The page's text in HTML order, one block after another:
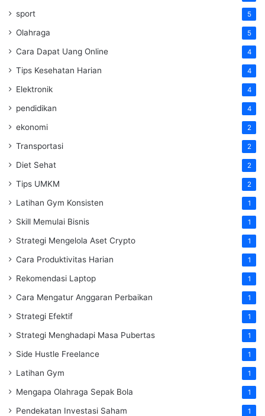
sport 5
Olahraga 5
Cara Dapat Uang Online 4
Tips Kesehatan Harian 4
Elektronik 4
pendidikan 4
ekonomi 2
Transportasi 2
Diet Sehat 2
Tips UMKM 2
Latihan Gym Konsisten 1
Skill Memulai Bisnis 1
Strategi Mengelola Aset Crypto 1
Cara Produktivitas Harian 1
Rekomendasi Laptop 1
Cara Mengatur Anggaran Perbaikan 1
Strategi Efektif 1
Strategi Menghadapi Masa Pubertas 1
Side Hustle Freelance 1
Latihan Gym 1
Mengapa Olahraga Sepak Bola 1
Pendekatan Investasi Saham 1